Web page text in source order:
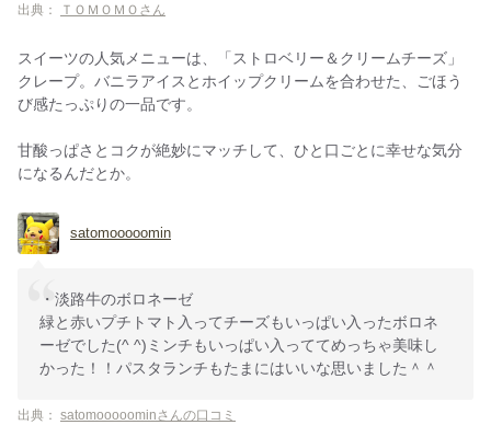
出典： ＴＯＭＯＭＯさん
スイーツの人気メニューは、「ストロベリー＆クリームチーズ」
クレープ。バニラアイスとホイップクリームを合わせた、ごほう
び感たっぷりの一品です。
甘酸っぱさとコクが絶妙にマッチして、ひと口ごとに幸せな気分
になるんだとか。
satomooooomin
・淡路牛のボロネーゼ
緑と赤いプチトマト入ってチーズもいっぱい入ったボロネ
ーゼでした(^ ^)ミンチもいっぱい入っててめっちゃ美味し
かった！！パスタランチもたまにはいいな思いました＾＾
出典： satomooooominさんの口コミ